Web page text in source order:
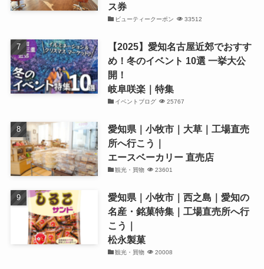
ス券
ビューティークーポン 33512
【2025】愛知名古屋近郊でおすす
め！冬のイベント 10選 一挙大公
開！
岐阜咲楽｜特集
イベントブログ 25767
愛知県｜小牧市｜大草｜工場直売
所へ行こう｜
エースベーカリー 直売店
観光・買物 23601
愛知県｜小牧市｜西之島｜愛知の
名産・銘菓特集｜工場直売所へ行
こう｜
松永製菓
観光・買物 20008